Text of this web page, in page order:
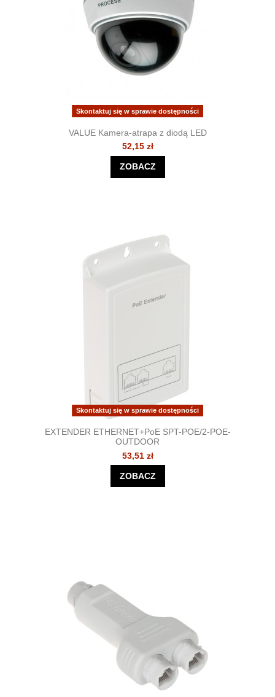
Skontaktuj się w sprawie dostępności
VALUE Kamera-atrapa z diodą LED
52,15 zł
ZOBACZ
Skontaktuj się w sprawie dostępności
EXTENDER ETHERNET+PoE SPT-POE/2-POE-
OUTDOOR
53,51 zł
ZOBACZ